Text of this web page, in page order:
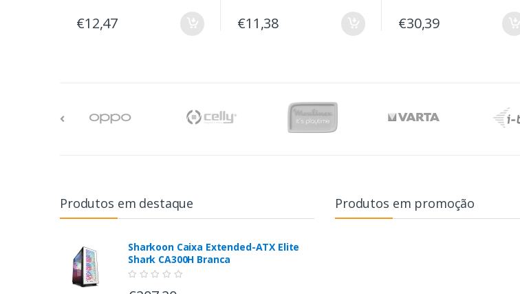
€12,47 €11,38 €30,39
Produtos em destaque
Sharkoon Caixa Extended-ATX Elite
Shark CA300H Branca
Produtos em promoção